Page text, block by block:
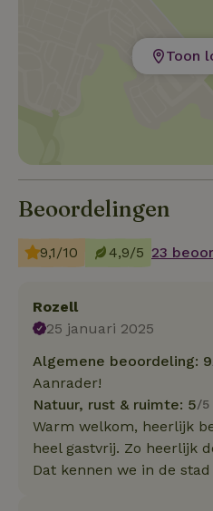
Toon
Beoordelingen
9,1/10 4,9/5 23
Rozell
25 januari 2025
Algemene beoordeling: 9
Aanrader!
Natuur, rust & ruimte: 5/5
Warm welkom, heerlijk
heel gastvrij. Zo heerlijk
Dat kennen we in de